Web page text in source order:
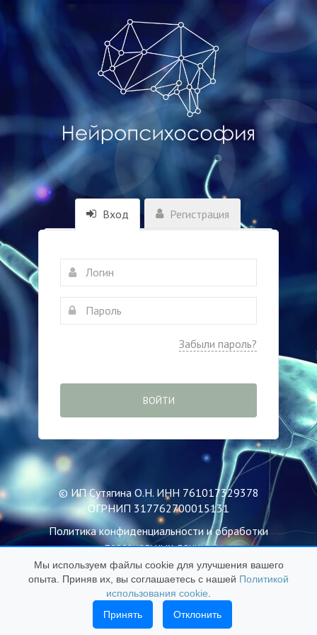
Вход Регистрация
Забыли пароль?
ВОЙТИ
© ИП Сутягина О.Н. ИНН 761017329378
ОГРНИП 317762700015131
Политика конфиденциальности и обработки
персональных данных
Пользовательское соглашение
Публичная оферта
Политика использования файлов Cookie
Мы используем файлы cookie для улучшения вашего
опыта. Приняв их, вы соглашаетесь с нашей Политикой
использования cookie
Принять
Отклонить